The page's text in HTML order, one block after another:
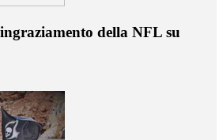
della NFL su